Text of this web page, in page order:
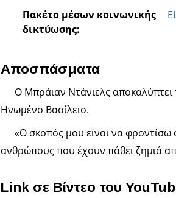
Πακέτο μέσων κοινωνικής
δικτύωσης:
Αποσπάσματα
Ο Μπράιαν Ντάνιελς αποκαλύπτει
Ηνωμένο Βασίλειο.
«Ο σκοπός μου είναι να φροντίσω
ανθρώπους που έχουν πάθει ζημιά
Link σε Βίντεο του